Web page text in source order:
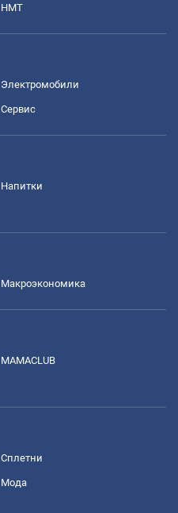
НМТ
Электромобили
Сервис
Напитки
Mакроэкономика
MAMACLUB
Сплетни
Мода